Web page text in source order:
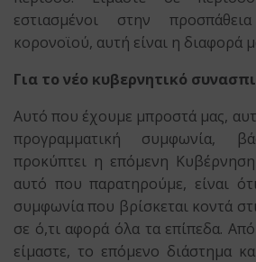
εστιασμένοι στην
κορονοϊού, αυτή είναι η διαφορά
Για το νέο κυβερνητικό
Αυτό που έχουμε μπροστά μας,
προγραμματική συμφωνία,
προκύπτει η επόμενη
αυτό που παρατηρούμε, είναι
συμφωνία που βρίσκεται κοντά
σε ό,τι αφορά όλα τα επίπεδα.
είμαστε, το επόμενο διάστημα